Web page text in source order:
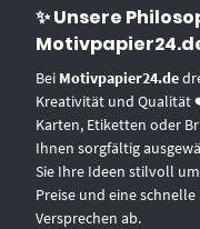
✨ Unsere
Bei Motivpapier24.de
Kreativität und Qualität
Karten, Etiketten oder
Ihnen sorgfältig
Sie Ihre Ideen stilvoll
Preise und eine
Versprechen ab.